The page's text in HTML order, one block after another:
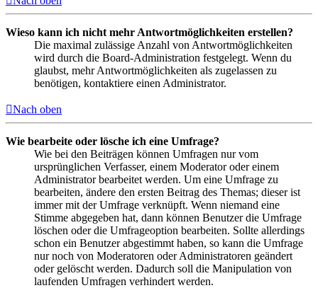
Wieso kann ich nicht mehr Antwortmöglichkeiten erstellen?
Die maximal zulässige Anzahl von Antwortmöglichkeiten
wird durch die Board-Administration festgelegt. Wenn du
glaubst, mehr Antwortmöglichkeiten als zugelassen zu
benötigen, kontaktiere einen Administrator.
Nach oben
Wie bearbeite oder lösche ich eine Umfrage?
Wie bei den Beiträgen können Umfragen nur vom
ursprünglichen Verfasser, einem Moderator oder einem
Administrator bearbeitet werden. Um eine Umfrage zu
bearbeiten, ändere den ersten Beitrag des Themas; dieser ist
immer mit der Umfrage verknüpft. Wenn niemand eine
Stimme abgegeben hat, dann können Benutzer die Umfrage
löschen oder die Umfrageoption bearbeiten. Sollte allerdings
schon ein Benutzer abgestimmt haben, so kann die Umfrage
nur noch von Moderatoren oder Administratoren geändert
oder gelöscht werden. Dadurch soll die Manipulation von
laufenden Umfragen verhindert werden.